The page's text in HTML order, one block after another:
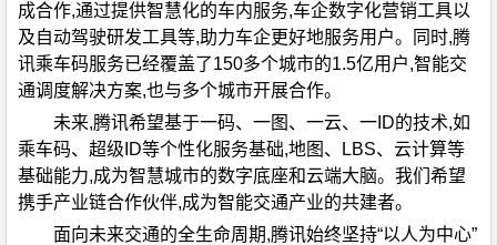
成合作,通过提供智慧化的车内服务,车企数字化营销工具以
及自动驾驶研发工具等,助力车企更好地服务用户。同时,腾
讯乘车码服务已经覆盖了150多个城市的1.5亿用户,智能交
通调度解决方案,也与多个城市开展合作。
未来,腾讯希望基于一码、一图、一云、一ID的技术,如
乘车码、超级ID等个性化服务基础,地图、LBS、云计算等
基础能力,成为智慧城市的数字底座和云端大脑。我们希望
携手产业链合作伙伴,成为智能交通产业的共建者。
面向未来交通的全生命周期,腾讯始终坚持“以人为中心”